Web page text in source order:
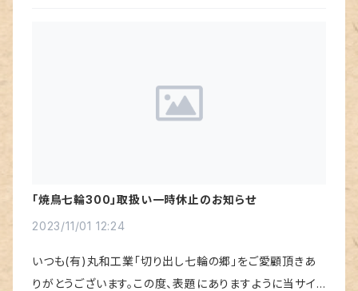
「焼鳥七輪300」取扱い一時休止のお知らせ
2023/11/01 12:24
いつも(有)丸和工業「切り出し七輪の郷」をご愛顧頂きあ
りがとうございます。この度、表題にありますように当サイト